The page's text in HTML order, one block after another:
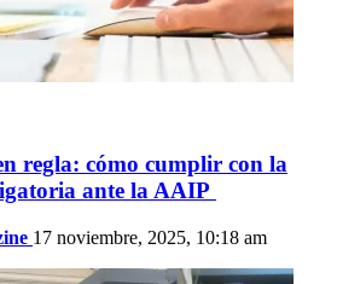
regla: cómo cumplir con la
ante la AAIP
17 noviembre, 2025, 10:18 am